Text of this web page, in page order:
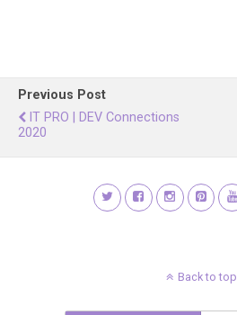
Previous Post
IT PRO | DEV Connections
2020
Back to top